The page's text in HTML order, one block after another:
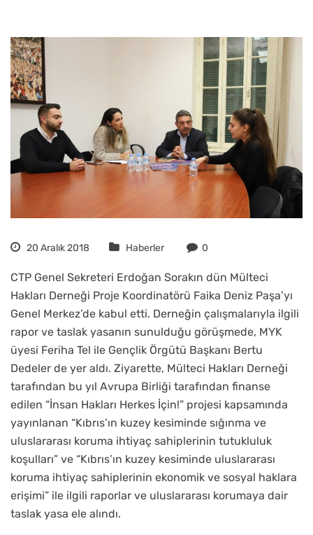
20 Aralık 2018 Haberler 0
CTP Genel Sekreteri Erdoğan Sorakın dün Mülteci
Hakları Derneği Proje Koordinatörü Faika Deniz Paşa’yı
Genel Merkez’de kabul etti. Derneğin çalışmalarıyla ilgili
rapor ve taslak yasanın sunulduğu görüşmede, MYK
üyesi Feriha Tel ile Gençlik Örgütü Başkanı Bertu
Dedeler de yer aldı. Ziyarette, Mülteci Hakları Derneği
tarafından bu yıl Avrupa Birliği tarafından finanse
edilen “İnsan Hakları Herkes İçin!” projesi kapsamında
yayınlanan “Kıbrıs’ın kuzey kesiminde sığınma ve
uluslararası koruma ihtiyaç sahiplerinin tutukluluk
koşulları” ve “Kıbrıs’ın kuzey kesiminde uluslararası
koruma ihtiyaç sahiplerinin ekonomik ve sosyal haklara
erişimi” ile ilgili raporlar ve uluslararası korumaya dair
taslak yasa ele alındı.